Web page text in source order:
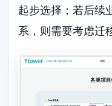
起步选择；若后续
系，则需要考虑迁